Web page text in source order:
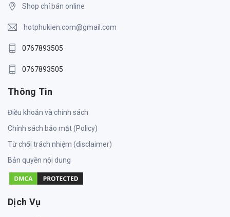
Shop chỉ bán online
hotphukien.com@gmail.com
0767893505
0767893505
Thông Tin
Điều khoản và chính sách
Chính sách bảo mật (Policy)
Từ chối trách nhiệm (disclaimer)
Bản quyền nội dung
Dịch Vụ